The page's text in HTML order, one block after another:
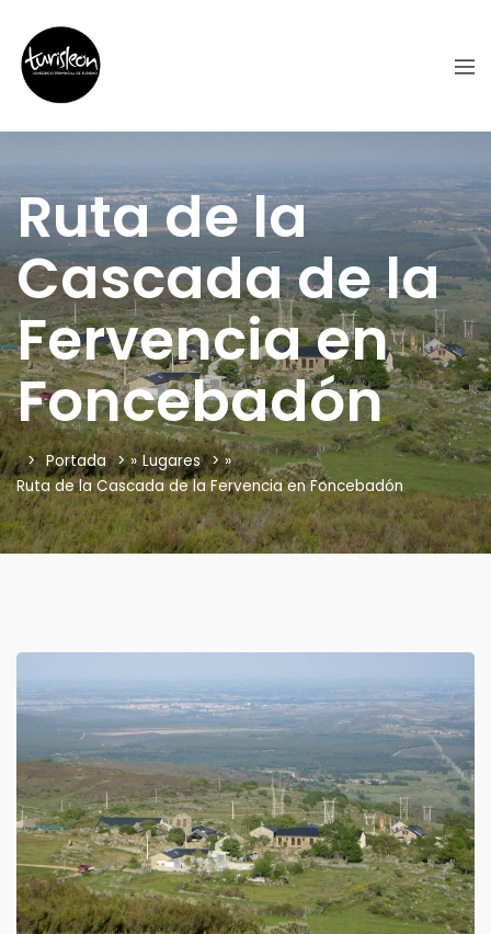
Ruta de la
Cascada de la
Fervencia en
Foncebadón
Portada » Lugares
»
Ruta de la Cascada de la Fervencia en Foncebadón